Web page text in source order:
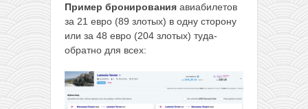
Пример бронирования авиабилетов
за 21 евро (89 злотых) в одну сторону
или за 48 евро (204 злотых) туда-
обратно для всех: